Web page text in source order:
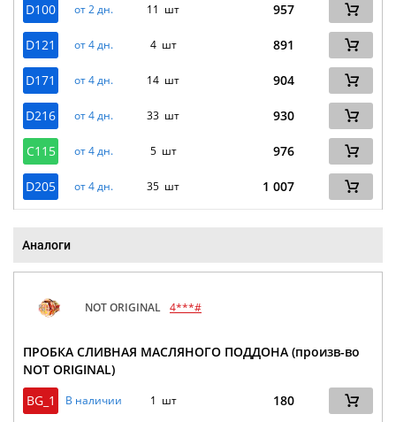
D100 от 2 дн. 11 шт 957
D121 от 4 дн. 4 шт 891
D171 от 4 дн. 14 шт 904
D216 от 4 дн. 33 шт 930
C115 от 4 дн. 5 шт 976
D205 от 4 дн. 35 шт 1 007
Аналоги
NOT ORIGINAL 4***#
ПРОБКА СЛИВНАЯ МАСЛЯНОГО ПОДДОНА (произв-во
NOT ORIGINAL)
BG_1
В наличии 1 шт 180